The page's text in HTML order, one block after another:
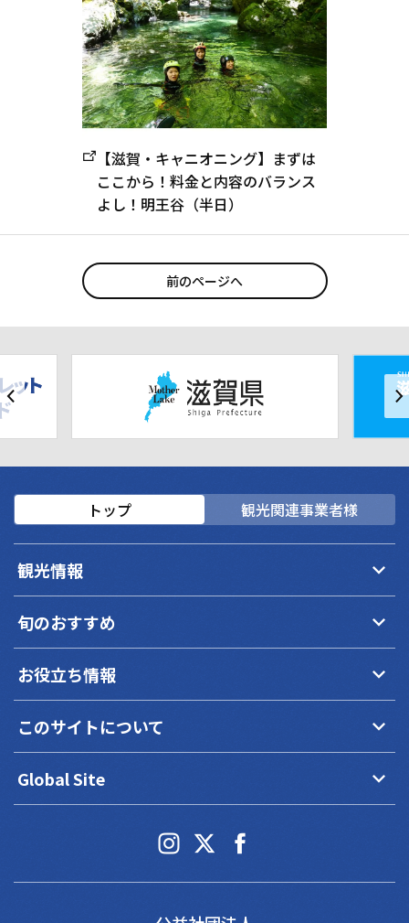
【滋賀・キャニオニング】まずは
ここから！料金と内容のバランス
よし！明王谷（半日）
前のページへ
トップ 観光関連事業者様
観光情報 keyboard_arrow_down
旬のおすすめ keyboard_arrow_down
お役立ち情報 keyboard_arrow_down
このサイトについて keyboard_arrow_down
Global Site keyboard_arrow_down